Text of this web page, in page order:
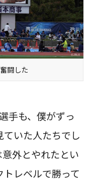
闘した
手も、僕がずっ
いた人たちでし
外とやれたとい
レベルで勝って